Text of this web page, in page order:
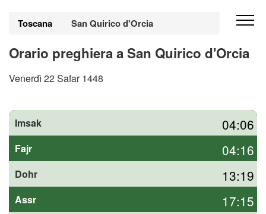
Toscana San Quirico d'Orcia
Orario preghiera a San Quirico d'Orcia
Venerdì 22 Safar 1448
Imsak 04:06
Fajr 04:16
Dohr 13:19
Assr 17:15